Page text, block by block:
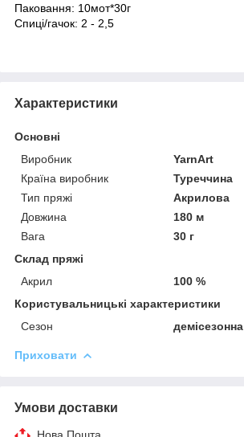
Паковання: 10мот*30г
Спиці/гачок: 2 - 2,5
Характеристики
Основні
Виробник
YarnArt
Країна виробник
Туреччина
Тип пряжі
Акрилова
Довжина
180 м
Вага
30 г
Склад пряжі
Акрил
100 %
Користувальницькі характеристики
Сезон
демісезонна
Приховати
Умови доставки
Нова Пошта